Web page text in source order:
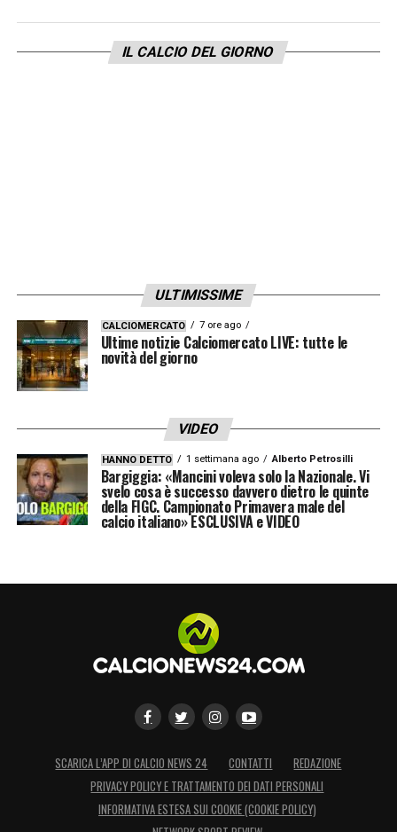
IL CALCIO DEL GIORNO
ULTIMISSIME
CALCIOMERCATO 7 ore ago
Ultime notizie Calciomercato LIVE: tutte le
novità del giorno
VIDEO
HANNO DETTO 1 settimana ago Alberto Petrosilli
Bargiggia: «Mancini voleva solo la Nazionale. Vi
svelo cosa è successo davvero dietro le quinte
della FIGC. Campionato Primavera male del
calcio italiano» ESCLUSIVA e VIDEO
SCARICA L’APP DI CALCIO NEWS 24 CONTATTI
REDAZIONE
PRIVACY POLICY E TRATTAMENTO DEI DATI PERSONALI
INFORMATIVA ESTESA SUI COOKIE (COOKIE POLICY)